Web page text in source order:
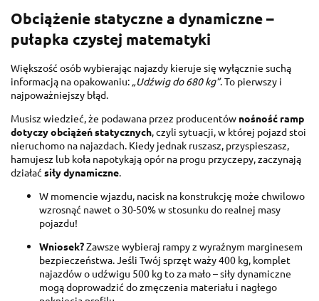
Obciążenie statyczne a dynamiczne –
pułapka czystej matematyki
Większość osób wybierając najazdy kieruje się wyłącznie suchą
informacją na opakowaniu: „Udźwig do 680 kg”. To pierwszy i
najpoważniejszy błąd.
Musisz wiedzieć, że podawana przez producentów nośność ramp
dotyczy obciążeń statycznych, czyli sytuacji, w której pojazd stoi
nieruchomo na najazdach. Kiedy jednak ruszasz, przyspieszasz,
hamujesz lub koła napotykają opór na progu przyczepy, zaczynają
działać siły dynamiczne.
W momencie wjazdu, nacisk na konstrukcję może chwilowo
wzrosnąć nawet o 30-50% w stosunku do realnej masy
pojazdu!
Wniosek?Zawsze wybieraj rampy z wyraźnym marginesem
bezpieczeństwa. Jeśli Twój sprzęt waży 400 kg, komplet
najazdów o udźwigu 500 kg to za mało – siły dynamiczne
mogą doprowadzić do zmęczenia materiału i nagłego